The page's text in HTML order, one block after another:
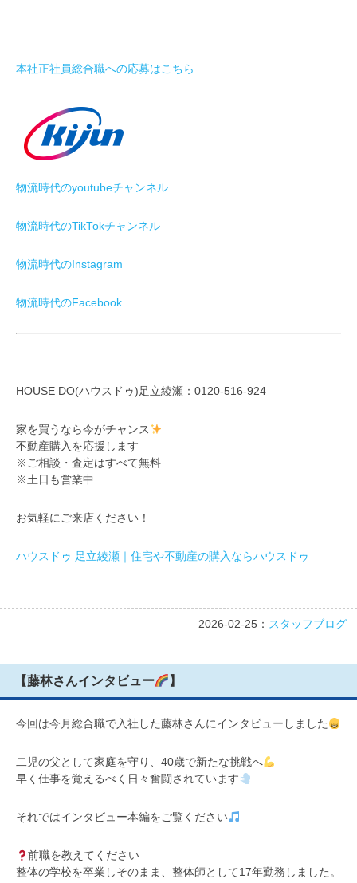
本社正社員総合職への応募はこちら
物流時代のyoutubeチャンネル
物流時代のTikTokチャンネル
物流時代のInstagram
物流時代のFacebook
HOUSE DO(ハウスドゥ)足立綾瀬：0120-516-924
家を買うなら今がチャンス
不動産購入を応援します
※ご相談・査定はすべて無料
※土日も営業中
お気軽にご来店ください！
ハウスドゥ 足立綾瀬｜住宅や不動産の購入ならハウスドゥ
2026-02-25： スタッフブログ
【藤林さんインタビュー 】
今回は今月総合職で入社した藤林さんにインタビューしました
二児の父として家庭を守り、40歳で新たな挑戦へ
早く仕事を覚えるべく日々奮闘されています
それではインタビュー本編をご覧ください
前職を教えてください
整体の学校を卒業しそのまま、整体師として17年勤務しました。